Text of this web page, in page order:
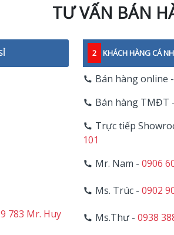
TƯ VẤN BÁN
783 Mr. Huy
2 KHÁCH HÀNG CÁ
Bán hàng online
Bán hàng TMĐT
Trực tiếp
101
Mr. Nam -0906
Ms. Trúc -0902
Ms.Thư -0938